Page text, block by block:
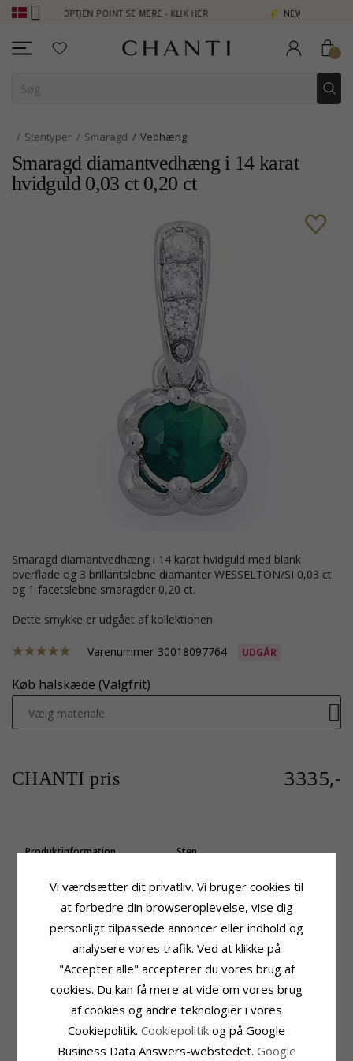
- OPTJEN POINT SE MERE - KLIK HER NEW COLLECTION | AURA
Stentyper Smaragd Vedhæng
Smaragd diamantvedhæng i 14 karat
hvidguld 0,03 ct 0,20 ct
smaragd diamantvedhæng i 14 karat hvidguld med blank
overflade og 3 brillantslebne diamanter WESSELTON/SI 0,03 ct
og 1 facetslebne smaragder 0,20 ct.
Dette smykke er udgået af kollektionen
Varenummer 30018097764 UDGÅR
Køb halskæde (Valgfrit)
Vælg materiale
CHANTI pris 3335,-
Produktinformation
Vedhæng:Diamantvedhæng
Ædelmetal: Hvidguld
Overflade:Blank
Sten
Slibning: Brillantsleben
Diamant
Diamant Farve:Wesselton
Diamant Klarhed:SI
Carat:0,03
1
Smaragd
0,20
Fatning
Højde Inkl. Øsken:12,6 mm
Dybde:3,7 mm
Leveringstid
Leveringstid: 2-3 Hverdage
Vi værdsætter dit privatliv. Vi bruger cookies til
at forbedre din browseroplevelse, vise dig
personligt tilpassede annoncer eller indhold og
analysere vores trafik. Ved at klikke på
"Accepter alle" accepterer du vores brug af
cookies. Du kan få mere at vide om vores brug
af cookies og andre teknologier i vores
Cookiepolitik. Cookiepolitik og på Google
Business Data Answers-webstedet. Google